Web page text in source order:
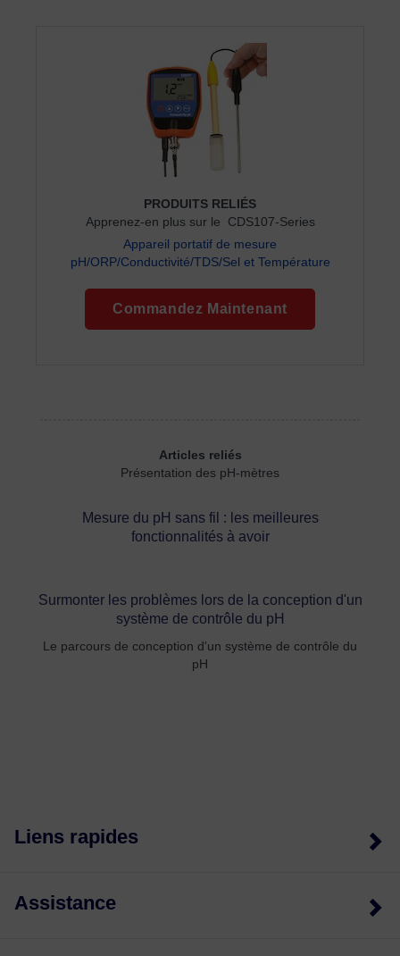
PRODUITS RELIÉS
Apprenez-en plus sur le CDS107-Series
Appareil portatif de mesure
pH/ORP/Conductivité/TDS/Sel et Température
Commandez Maintenant
Articles reliés
Présentation des pH-mètres
Mesure du pH sans fil : les meilleures
fonctionnalités à avoir
Surmonter les problèmes lors de la conception d'un
système de contrôle du pH
Le parcours de conception d'un système de contrôle du
pH
Liens rapides
Assistance